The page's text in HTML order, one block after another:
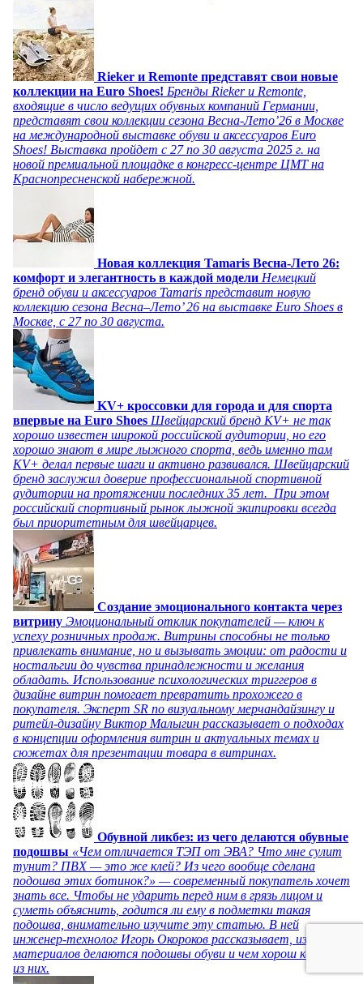
Rieker и Remonte представят свои новые
коллекции на Euro Shoes! Бренды Rieker и Remonte,
входящие в число ведущих обувных компаний Германии,
представят свои коллекции сезона Весна-Лето’26 в Москве
на международной выставке обуви и аксессуаров Euro
Shoes! Выставка пройдет c 27 по 30 августа 2025 г. на
новой премиальной площадке в конгресс-центре ЦМТ на
Краснопресненской набережной.
Новая коллекция Tamaris Весна-Лето 26:
комфорт и элегантность в каждой модели Немецкий
бренд обуви и аксессуаров Tamaris представит новую
коллекцию сезона Весна–Лето’ 26 на выставке Euro Shoes в
Москве, с 27 по 30 августа.
KV+ кроссовки для города и для спорта
впервые на Euro Shoes Швейцарский бренд KV+ не так
хорошо известен широкой российской аудитории, но его
хорошо знают в мире лыжного спорта, ведь именно там
KV+ делал первые шаги и активно развивался. Швейцарский
бренд заслужил доверие профессиональной спортивной
аудитории на протяжении последних 35 лет. При этом
российский спортивный рынок лыжной экипировки всегда
был приоритетным для швейцарцев.
Создание эмоционального контакта через
витрину Эмоциональный отклик покупателей — ключ к
успеху розничных продаж. Витрины способны не только
привлекать внимание, но и вызывать эмоции: от радости и
ностальгии до чувства принадлежности и желания
обладать. Использование психологических триггеров в
дизайне витрин помогает превратить прохожего в
покупателя. Эксперт SR по визуальному мерчандайзингу и
ритейл-дизайну Виктор Малыгин рассказывает о подходах
в концепции оформления витрин и актуальных темах и
сюжетах для презентации товара в витринах.
Обувной ликбез: из чего делаются обувные
подошвы «Чем отличается ТЭП от ЭВА? Что мне сулит
тунит? ПВХ — это же клей? Из чего вообще сделана
подошва этих ботинок?» — современный покупатель хочет
знать все. Чтобы не ударить перед ним в грязь лицом и
суметь объяснить, годится ли ему в подметки такая
подошва, внимательно изучите эту статью. В ней
инженер-технолог Игорь Окороков рассказывает, из каких
материалов делаются подошвы обуви и чем хорош каждый
из них.